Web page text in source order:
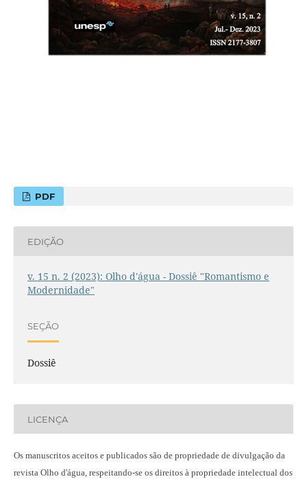
PDF
EDIÇÃO
v. 15 n. 2 (2023): Olho d'água - Dossiê "Romantismo e
Modernidade"
SEÇÃO
Dossiê
LICENÇA
Os manuscritos aceitos e publicados são de propriedade de divulgação da
revista Olho d'água, respeitando-se os direitos à propriedade intelectual dos